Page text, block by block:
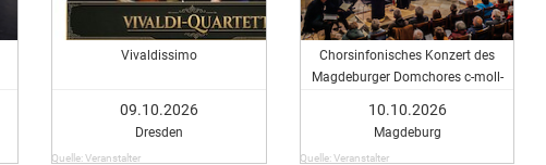
Vivaldissimo
09.10.2026
Dresden
Quelle: Veranstalter
Chorsinfonisches Konzert des
Magdeburger Domchores c-moll-
des Magdeburger Domchores c-
Moll Messe
10.10.2026
Magdeburg
Quelle: Veranstalter